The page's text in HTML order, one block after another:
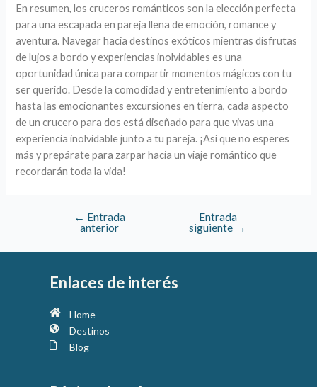
En resumen, los cruceros románticos son la elección perfecta
para una escapada en pareja llena de emoción, romance y
aventura. Navegar hacia destinos exóticos mientras disfrutas
de lujos a bordo y experiencias inolvidables es una
oportunidad única para compartir momentos mágicos con tu
ser querido. Desde la comodidad y entretenimiento a bordo
hasta las emocionantes excursiones en tierra, cada aspecto
de un crucero para dos está diseñado para que vivas una
experiencia inolvidable junto a tu pareja. ¡Así que no esperes
más y prepárate para zarpar hacia un viaje romántico que
recordarán toda la vida!
← Entrada
anterior
Entrada
siguiente →
Enlaces de interés
Home
Destinos
Blog